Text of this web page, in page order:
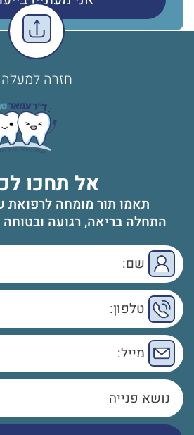
חזרה למעלה
אל תחכו
תאמו תור מומחה לרפואת
התחלה בריאה, רגועה ובטוחה